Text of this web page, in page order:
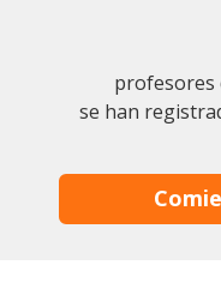
profesores
se han